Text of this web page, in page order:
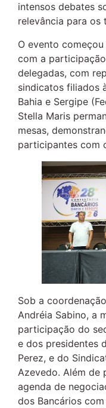
intensos debates
relevância para os
O evento
com a
delegadas, com
sindicatos filiados
Bahia e Sergipe
Stella Maris
mesas,
participantes com
Sob a
Andréia Sabino, a
participação do
e dos presidentes
Perez, e do
Azevedo. Além de
agenda de
dos Bancários